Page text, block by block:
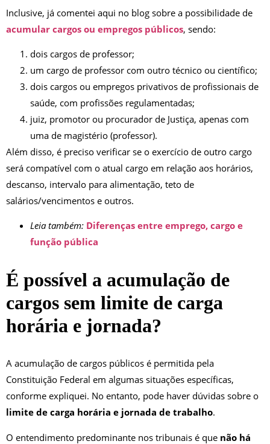
Inclusive, já comentei aqui no blog sobre a possibilidade de
acumular cargos ou empregos públicos, sendo:
dois cargos de professor;
um cargo de professor com outro técnico ou científico;
dois cargos ou empregos privativos de profissionais de
saúde, com profissões regulamentadas;
juiz, promotor ou procurador de Justiça, apenas com
uma de magistério (professor).
Além disso, é preciso verificar se o exercício de outro cargo
será compatível com o atual cargo em relação aos horários,
descanso, intervalo para alimentação, teto de
salários/vencimentos e outros.
Leia também: Diferenças entre emprego, cargo e
função pública
É possível a acumulação de
cargos sem limite de carga
horária e jornada?
A acumulação de cargos públicos é permitida pela
Constituição Federal em algumas situações específicas,
conforme expliquei. No entanto, pode haver dúvidas sobre o
limite de carga horária e jornada de trabalho.
O entendimento predominante nos tribunais é que não há